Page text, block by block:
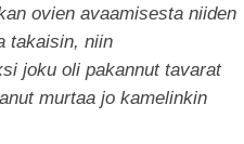
ovien avaamisesta niiden
takaisin, niin
joku oli pakannut tavarat
murtaa jo kamelinkin